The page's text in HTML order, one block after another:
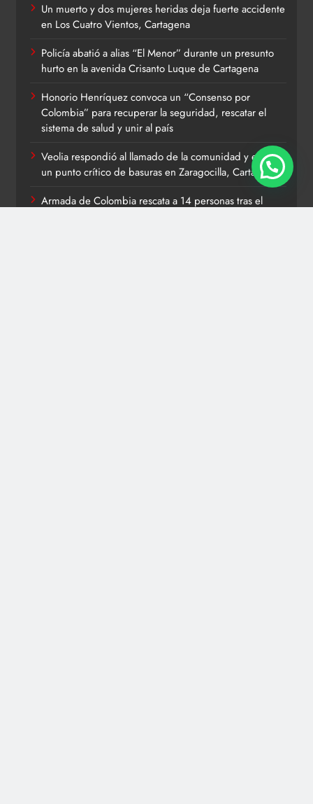
Un muerto y dos mujeres heridas deja fuerte accidente
en Los Cuatro Vientos, Cartagena
Policía abatió a alias “El Menor” durante un presunto
hurto en la avenida Crisanto Luque de Cartagena
Honorio Henríquez convoca un “Consenso por
Colombia” para recuperar la seguridad, rescatar el
sistema de salud y unir al país
Veolia respondió al llamado de la comunidad y eliminó
un punto crítico de basuras en Zaragocilla, Cartagena
Armada de Colombia rescata a 14 personas tras el